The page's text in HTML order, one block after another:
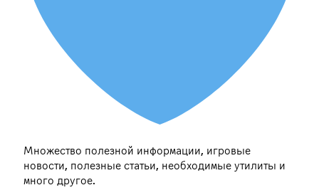
Множество полезной информации, игровые
новости, полезные статьи, необходимые утилиты и
много другое.